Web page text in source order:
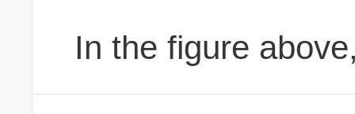
In the figure